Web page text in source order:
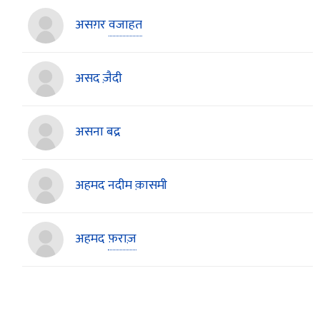
असग़रवजाहत
असद ज़ैदी
असना बद्र
अहमद नदीम क़ासमी
अहमदफ़राज़